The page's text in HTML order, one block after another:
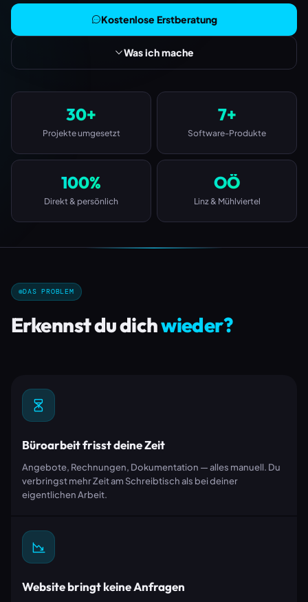
Kostenlose Erstberatung
Was ich mache
30+
Projekte umgesetzt
7+
Software-Produkte
100%
Direkt & persönlich
OÖ
Linz & Mühlviertel
DAS PROBLEM
Erkennst du dichwieder?
Büroarbeit frisst deine Zeit
Angebote, Rechnungen, Dokumentation — alles manuell. Du
verbringst mehr Zeit am Schreibtisch als bei deiner
eigentlichen Arbeit.
Website bringt keine Anfragen